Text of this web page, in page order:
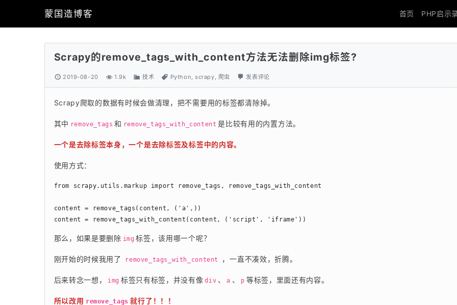
蒙国造博客 首页 PHP启示
Scrapy的remove_tags_with_content方法无法删除img标签?
2019-08-20 1.9k 技术 Python scrapy 爬虫 发表评论
Scrapy爬取的数据有时候会做清理，把不需要用的标签都清除掉。
其中 remove_tags 和 remove_tags_with_content 是比较有用的内置方法。
一个是去除标签本身，一个是去除标签及标签中的内容。
使用方式：
from scrapy.utils.markup import remove_tags, remove_tags_with_content
content = remove_tags(content, ('a',))
content = remove_tags_with_content(content, ('script', 'iframe'))
那么，如果是要删除 img 标签，该用哪一个呢？
刚开始的时候我用了 remove_tags_with_content ，一直不凑效，折腾。
后来转念一想， img 标签只有标签，并没有像 div 、 a 、 p 等标签，里面还有内容。
所以改用 remove_tags 就行了！！！